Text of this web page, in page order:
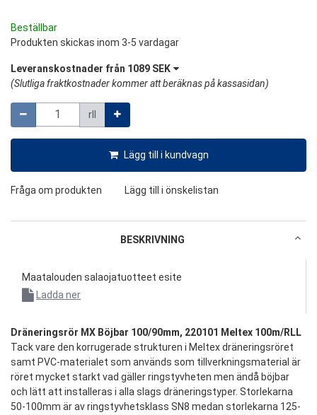
Beställbar
Produkten skickas inom 3-5 vardagar
Leveranskostnader från 1089 SEK
(Slutliga fraktkostnader kommer att beräknas på kassasidan)
rll
Lägg till i kundvagn
Fråga om produkten Lägg till i önskelistan
BESKRIVNING
Maatalouden salaojatuotteet esite
Ladda ner
Dräneringsrör MX Böjbar 100/90mm, 220101 Meltex 100m/RLL
Tack vare den korrugerade strukturen i Meltex dräneringsröret
samt PVC-materialet som används som tillverkningsmaterial är
röret mycket starkt vad gäller ringstyvheten men ändå böjbar
och lätt att installeras i alla slags dräneringstyper. Storlekarna
50-100mm är av ringstyvhetsklass SN8 medan storlekarna 125-